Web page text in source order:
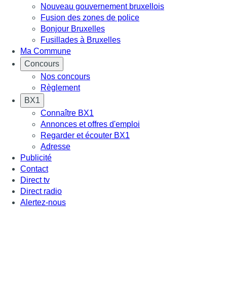
Nouveau gouvernement bruxellois
Fusion des zones de police
Bonjour Bruxelles
Fusillades à Bruxelles
Ma Commune
Concours
Nos concours
Règlement
BX1
Connaître BX1
Annonces et offres d'emploi
Regarder et écouter BX1
Adresse
Publicité
Contact
Direct tv
Direct radio
Alertez-nous